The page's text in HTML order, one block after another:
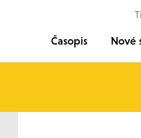
Časopis Nové